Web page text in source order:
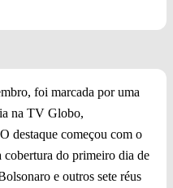
foi marcada por uma
na TV Globo,
destaque começou com o
cobertura do primeiro dia de
e outros sete réus